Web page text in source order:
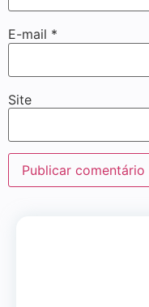
E-mail *
Site